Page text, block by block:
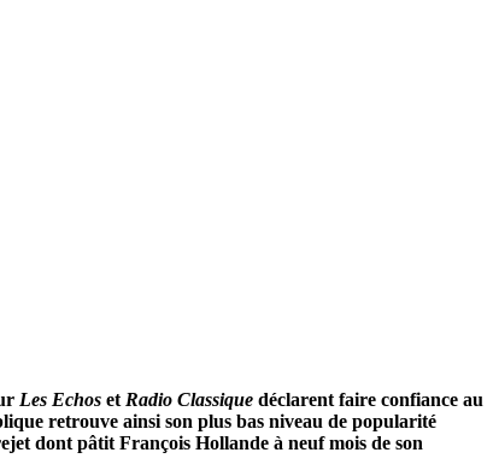
Les Echos et Radio Classique déclarent faire confiance au
retrouve ainsi son plus bas niveau de popularité
dont pâtit François Hollande à neuf mois de son